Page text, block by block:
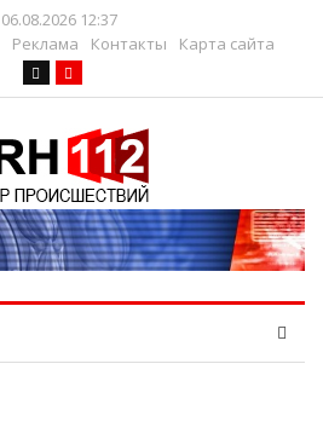
06.08.2026 12:37
Реклама Контакты Карта сайта